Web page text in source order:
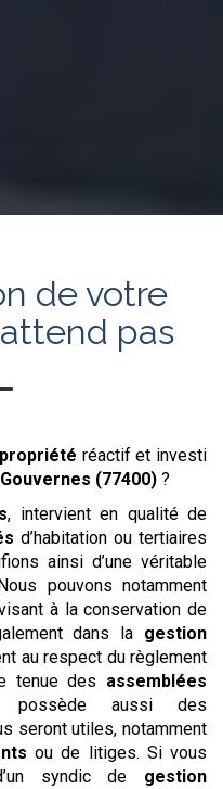
de votre
pas
réactif et investi
(77400) ?
, intervient en qualité de
d’habitation ou tertiaires
ainsi d’une véritable
pouvons notamment
à la conservation de
dans la gestion
au respect du règlement
tenue des assemblées
aussi des
seront utiles, notamment
ou de litiges. Si vous
syndic de gestion